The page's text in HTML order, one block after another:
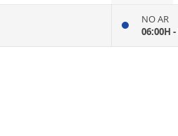
NO AR
06:00H -